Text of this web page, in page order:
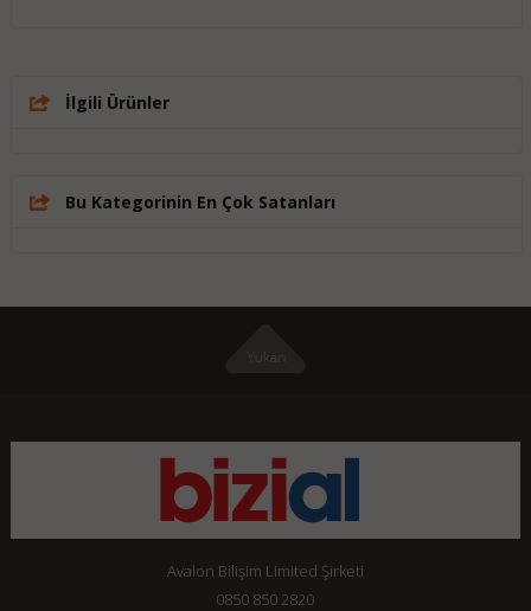
İlgili Ürünler
Bu Kategorinin En Çok Satanları
Avalon Bilişim Limited Şirketi
0850 850 2820